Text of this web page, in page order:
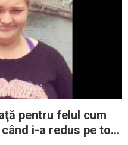
pentru felul cum
i-a redus pe toţi